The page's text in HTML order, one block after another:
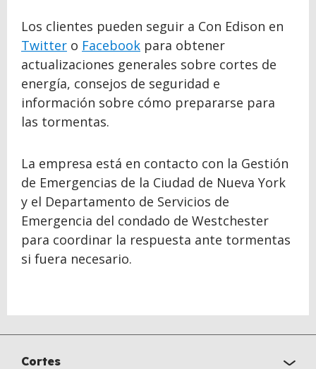
Los clientes pueden seguir a Con Edison en
Twitter o Facebook para obtener
actualizaciones generales sobre cortes de
energía, consejos de seguridad e
información sobre cómo prepararse para
las tormentas.
La empresa está en contacto con la Gestión
de Emergencias de la Ciudad de Nueva York
y el Departamento de Servicios de
Emergencia del condado de Westchester
para coordinar la respuesta ante tormentas
si fuera necesario.
Cortes